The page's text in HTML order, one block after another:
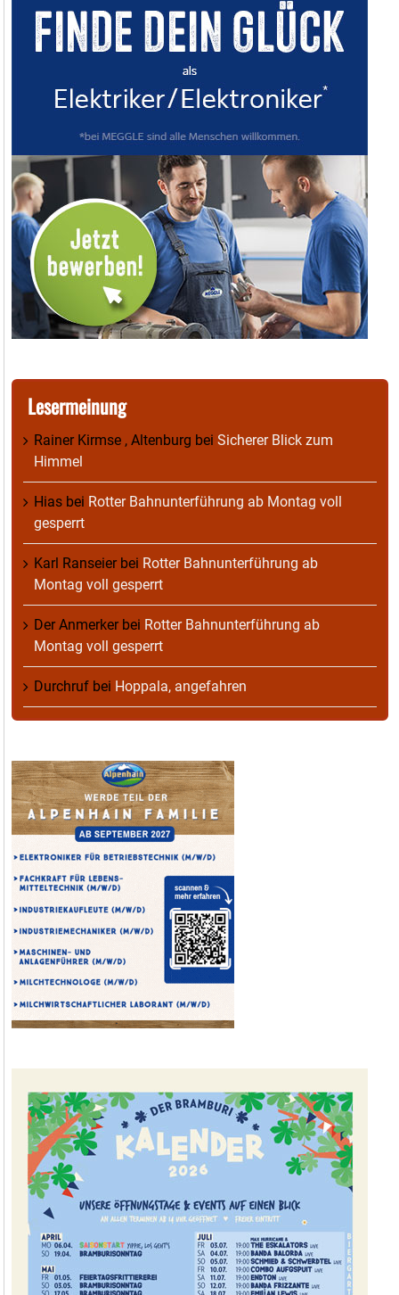
Lesermeinung
Rainer Kirmse , Altenburg bei Sicherer Blick zum
Himmel
Hias bei Rotter Bahnunterführung ab Montag voll
gesperrt
Karl Ranseierbei Rotter Bahnunterführung ab
Montag voll gesperrt
Der Anmerkerbei Rotter Bahnunterführung ab
Montag voll gesperrt
Durchruf bei Hoppala, angefahren